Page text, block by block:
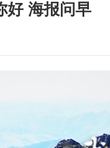
好 海报问早